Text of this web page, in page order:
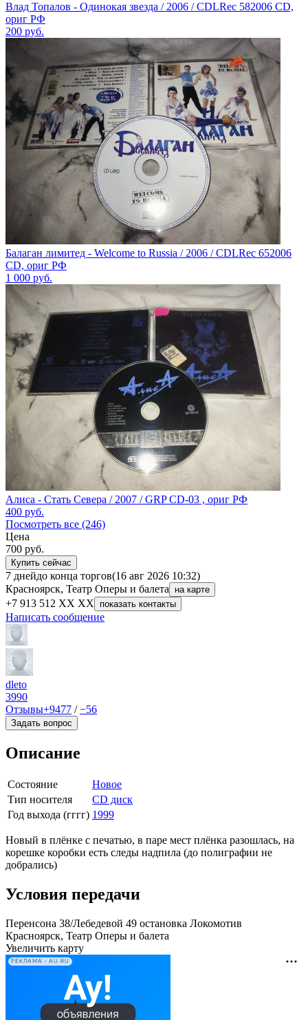
Влад Топалов - Одинокая звезда / 2006 / CDLRec 582006 CD,
ориг РФ
200 руб.
Балаган лимитед - Welcome to Russia / 2006 / CDLRec 652006
CD, ориг РФ
1 000 руб.
Алиса - Стать Севера / 2007 / GRP CD-03 , ориг РФ
400 руб.
Посмотреть все (246)
Цена
700 руб.
Купить сейчас
7 днейдо конца торгов(16 авг 2026 10:32)
Красноярск, Театр Оперы и балета
на карте
+7 913 512 XX XX показать контакты
Написать сообщение
dleto
3990
Отзывы+9477 /−56
Задать вопрос
Описание
Состояние
Новое
Тип носителя
CD диск
Год выхода (гггг) 1999
Новый в плёнке с печатью, в паре мест плёнка разошлась, на
корешке коробки есть следы надпила (до полиграфии не
добрались)
Условия передачи
Перенсона 38/Лебедевой 49 остановка Локомотив
Красноярск, Театр Оперы и балета
Увеличить карту
РЕКЛАМА • AU.RU